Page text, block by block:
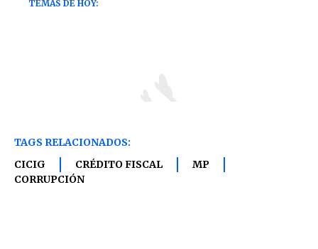
TAGS RELACIONADOS:
CICIG
CRÉDITO FISCAL
MP
CORRUPCIÓN